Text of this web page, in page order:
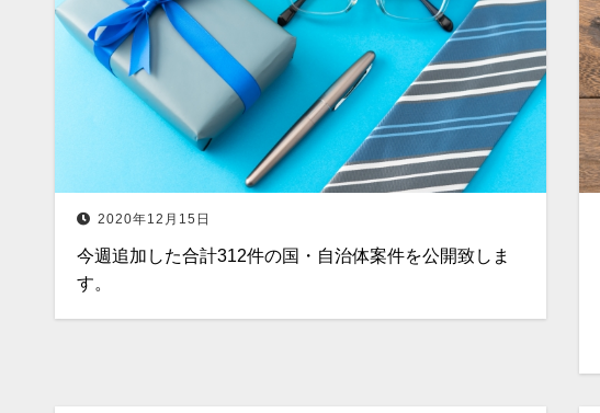
2020年12月15日
今週追加した合計312件の国・自治体案件を公開致しま
す。